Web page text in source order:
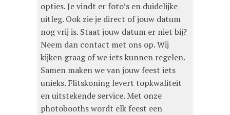
opties. Je vindt er foto’s en duidelijke
uitleg. Ook zie je direct of jouw datum
nog vrij is. Staat jouw datum er niet bij?
Neem dan contact met ons op. Wij
kijken graag of we iets kunnen regelen.
Samen maken we van jouw feest iets
unieks. Flitskoning levert topkwaliteit
en uitstekende service. Met onze
photobooths wordt elk feest een